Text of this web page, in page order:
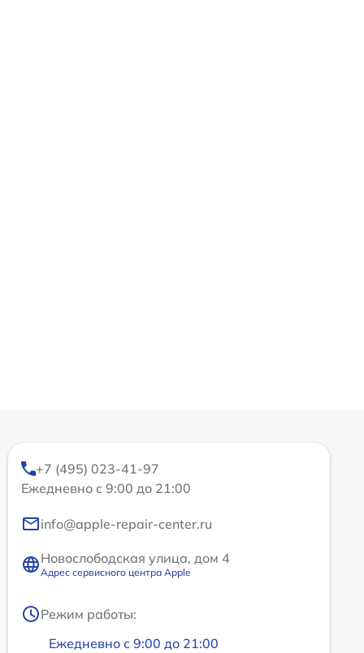
+7 (495) 023-41-97
Ежедневно с 9:00 до 21:00
info@apple-repair-center.ru
Новослободская улица, дом 4
Адрес сервисного центра Apple
Режим работы:
Ежедневно с 9:00 до 21:00